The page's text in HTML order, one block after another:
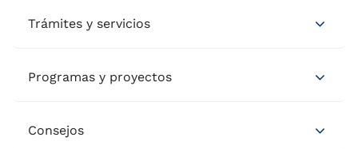
Trámites y servicios
Programas y proyectos
Consejos